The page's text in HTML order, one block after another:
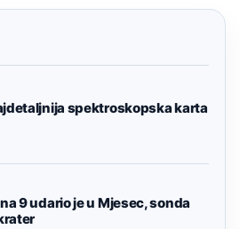
spektroskopska karta
9 udario je u Mjesec, sonda